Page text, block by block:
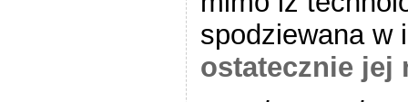
spodziewana w
ostatecznie jej